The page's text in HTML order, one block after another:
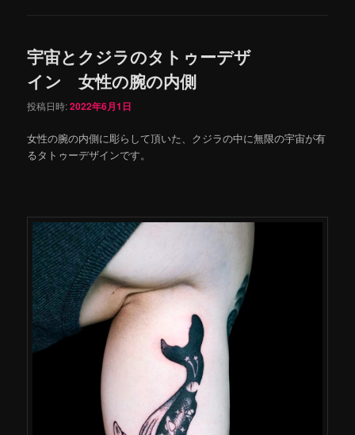
宇宙とクジラのタトゥーデザ
イン 女性の腕の内側
投稿日時:2022年6月1日
女性の腕の内側に彫らして頂いた、クジラの中に無限の宇宙が有
るタトゥーデザインです。